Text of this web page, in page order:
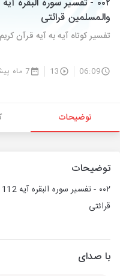
والمسلمین قرائتی
تفسیر کوتاه آیه به آیه قرآن کریم
06:09
13 7 ماه پیش
توضیحات
توضیحات
قرائتی
با صدای